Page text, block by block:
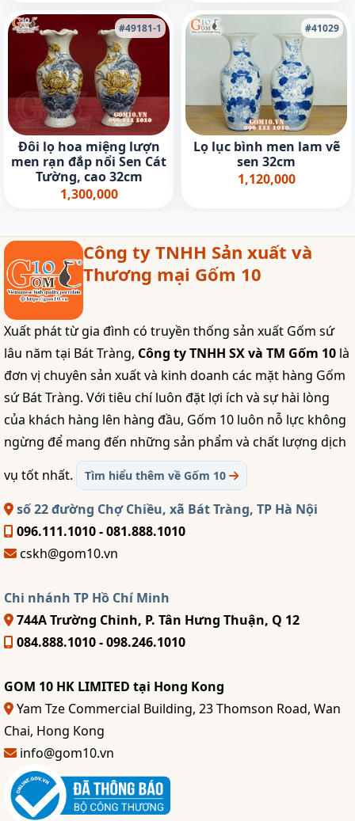
#49181-1
Đôi lọ hoa miệng lượn
men rạn đắp nổi Sen Cát
Tường, cao 32cm
1,300,000
#41029
Lọ lục bình men lam vẽ
sen 32cm
1,120,000
Công ty TNHH Sản xuất và
Thương mại Gốm 10
Xuất phát từ gia đình có truyền thống sản xuất Gốm sứ
lâu năm tại Bát Tràng, Công ty TNHH SX và TM Gốm 10 là
đơn vị chuyên sản xuất và kinh doanh các mặt hàng Gốm
sứ Bát Tràng. Với tiêu chí luôn đặt lợi ích và sự hài lòng
của khách hàng lên hàng đầu, Gốm 10 luôn nỗ lực không
ngừng để mang đến những sản phẩm và chất lượng dịch
vụ tốt nhất.
Tìm hiểu thêm về Gốm 10
số 22 đường Chợ Chiều, xã Bát Tràng, TP Hà Nội
096.111.1010 - 081.888.1010
cskh@gom10.vn
Chi nhánh TP Hồ Chí Minh
744A Trường Chinh, P. Tân Hưng Thuận, Q 12
084.888.1010 - 098.246.1010
GOM 10 HK LIMITED tại Hong Kong
Yam Tze Commercial Building, 23 Thomson Road, Wan
Chai, Hong Kong
info@gom10.vn